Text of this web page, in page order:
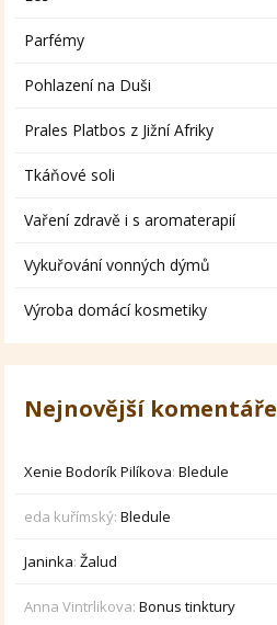
Parfémy
Pohlazení na Duši
Prales Platbos z Jižní Afriky
Tkáňové soli
Vaření zdravě i s aromaterapií
Vykuřování vonných dýmů
Výroba domácí kosmetiky
Nejnovější komentáře
Xenie Bodorík Pilíkova:Bledule
eda kuřímský:Bledule
Janinka:Žalud
Anna Vintrlikova:Bonus tinktury